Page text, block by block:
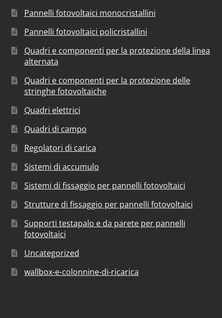
Pannelli fotovoltaici monocristallini
Pannelli fotovoltaici policristallini
Quadri e componenti per la protezione della linea
alternata
Quadri e componenti per la protezione delle
stringhe fotovoltaiche
Quadri elettrici
Quadri di campo
Regolatori di carica
Sistemi di accumulo
Sistemi di fissaggio per pannelli fotovoltaici
Strutture di fissaggio per pannelli fotovoltaici
Supporti testapalo e da parete per pannelli
fotovoltaici
Uncategorized
wallbox-e-colonnine-di-ricarica